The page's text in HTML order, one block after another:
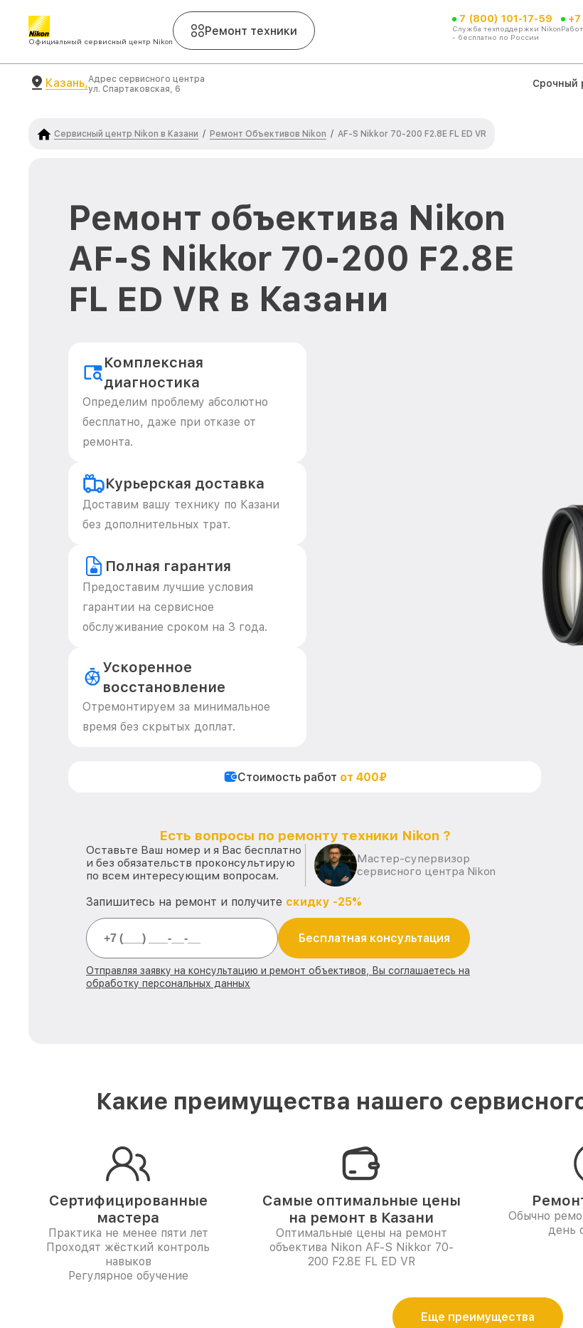
Официальный сервисный центр Nikon
Ремонт техники
7 (800) 101-17-59
Служба техподдержки Nikon
- бесплатно по России
Казань,Адрес сервисного центра
ул. Спартаковская, 6
Срочный
Сервисный центр Nikon в Казани / Ремонт Объективов Nikon / AF-S Nikkor 70-200 F2.8E FL ED VR
Ремонт объектива Nikon
AF-S Nikkor 70-200 F2.8E
FL ED VR в Казани
Комплексная
диагностика
Определим проблему абсолютно
бесплатно, даже при отказе от
ремонта.
Курьерская доставка
Доставим вашу технику по Казани
без дополнительных трат.
Полная гарантия
Предоставим лучшие условия
гарантии на сервисное
обслуживание сроком на 3 года.
Ускоренное
восстановление
Отремонтируем за минимальное
время без скрытых доплат.
Стоимость работ от 400₽
Есть вопросы по ремонту техники Nikon ?
Оставьте Ваш номер и я Вас бесплатно
и без обязательств проконсультирую
по всем интересующим вопросам.
Мастер-супервизор
сервисного центра Nikon
Запишитесь на ремонт и получите скидку -25%
Бесплатная консультация
Отправляя заявку на консультацию и ремонт объективов, Вы соглашаетесь на
обработку персональных данных
Какие преимущества нашего
Сертифицированные
мастера
Практика не менее пяти лет
Проходят жёсткий контроль
навыков
Регулярное обучение
Самые оптимальные цены
на ремонт в Казани
Оптимальные цены на ремонт
объектива Nikon AF-S Nikkor 70-
200 F2.8E FL ED VR
Обычно
день
Еще преимущества